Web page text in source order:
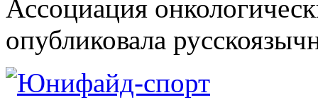
Ассоциация
опубликовала